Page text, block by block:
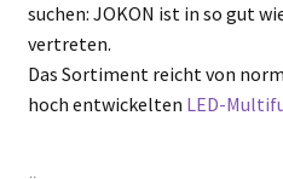
suchen: JOKON ist in so gut
vertreten.
Das Sortiment reicht von
hoch entwickelten LED-